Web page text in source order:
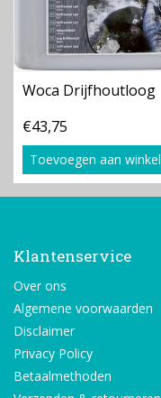
Woca Drijfhoutloog
€43,75
Toevoegen aan
Klantenservice
Over ons
Algemene voorwaarden
Disclaimer
Privacy Policy
Betaalmethoden